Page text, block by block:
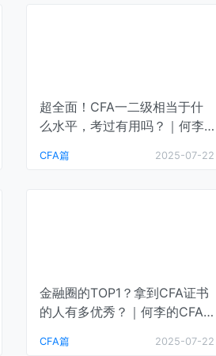
超全面！CFA一二级相当于什
么水平，考过有用吗？｜何李
CFA篇 2025-07-22
金融圈的TOP1？拿到CFA证书
的人有多优秀？｜何李的CFA
CFA篇 2025-07-22